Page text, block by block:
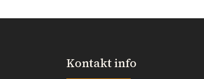
Kontakt info